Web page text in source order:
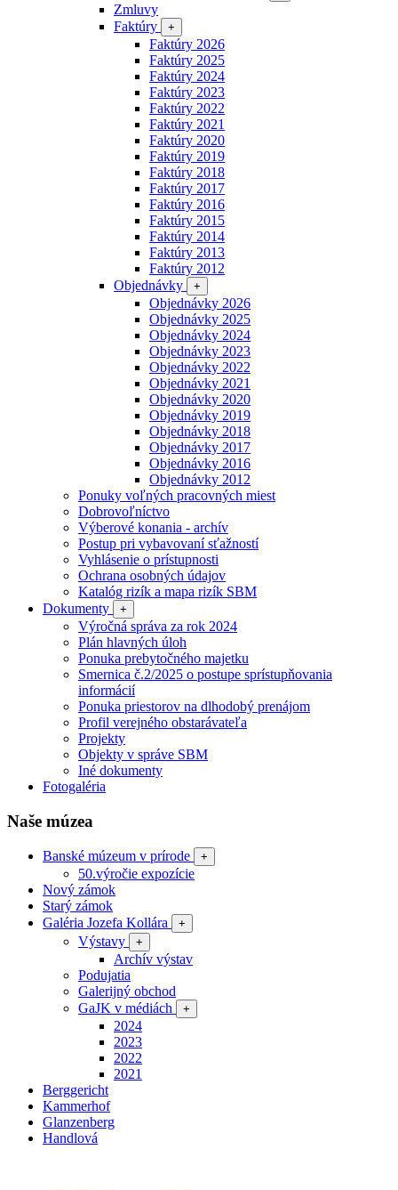
Zmluvy
Faktúry
+
Faktúry 2026
Faktúry 2025
Faktúry 2024
Faktúry 2023
Faktúry 2022
Faktúry 2021
Faktúry 2020
Faktúry 2019
Faktúry 2018
Faktúry 2017
Faktúry 2016
Faktúry 2015
Faktúry 2014
Faktúry 2013
Faktúry 2012
Objednávky
+
Objednávky 2026
Objednávky 2025
Objednávky 2024
Objednávky 2023
Objednávky 2022
Objednávky 2021
Objednávky 2020
Objednávky 2019
Objednávky 2018
Objednávky 2017
Objednávky 2016
Objednávky 2012
Ponuky voľných pracovných miest
Dobrovoľníctvo
Výberové konania - archív
Postup pri vybavovaní sťažností
Vyhlásenie o prístupnosti
Ochrana osobných údajov
Katalóg rizík a mapa rizík SBM
Dokumenty
+
Výročná správa za rok 2024
Plán hlavných úloh
Ponuka prebytočného majetku
Smernica č.2/2025 o postupe sprístupňovania
informácií
Ponuka priestorov na dlhodobý prenájom
Profil verejného obstarávateľa
Projekty
Objekty v správe SBM
Iné dokumenty
Fotogaléria
Naše múzea
Banské múzeum v prírode +
50.výročie expozície
Nový zámok
Starý zámok
Galéria Jozefa Kollára
+
Výstavy +
Archív výstav
Podujatia
Galerijný obchod
GaJK v médiách
+
2024
2023
2022
2021
Berggericht
Kammerhof
Glanzenberg
Handlová